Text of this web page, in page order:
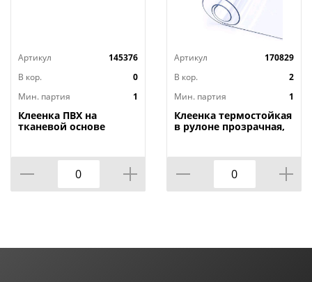
Артикул
145376
В кор.
0
Мин. партия
1
Клеенка ПВХ на
тканевой основе
потертости, грязные
края
Артикул
170829
В кор.
2
Мин. партия
1
Клеенка термостойкая
в рулоне прозрачная,
HOZBAT